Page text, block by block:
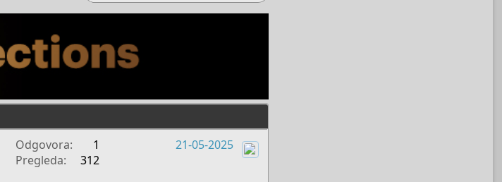
Odgovora
1
Pregleda
312
21-05-2025